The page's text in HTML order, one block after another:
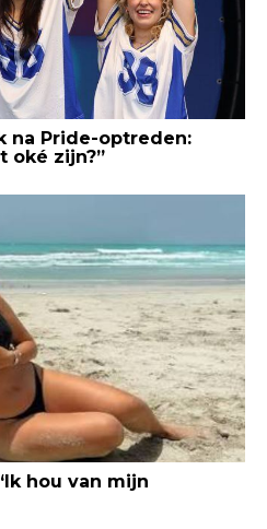
na Pride-optreden:
oké zijn?”
hou van mijn